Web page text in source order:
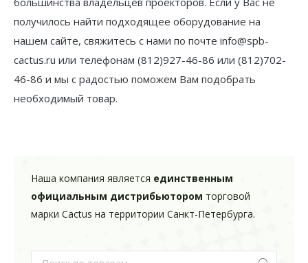
получилось найти подходящее оборудование на
нашем сайте, свяжитесь с нами по почте info@spb-
cactus.ru или телефонам (812)927-46-86 или (812)702-
46-86 и мы с радостью поможем Вам подобрать
необходимый товар.
Наша компания является единственным
официальным дистрибьютором торговой
марки Cactus на территории Санкт-Петербурга.